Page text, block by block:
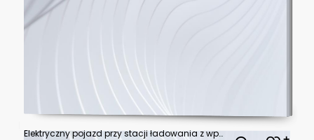
Elektryczny pojazd przy stacji ładowania z wpiętym kablem zasilającym. Widok ten ukazuje nowoczesne podejście do zasilania pojazdów elektrycznych i wygodę korzystania z stacji ładowania.